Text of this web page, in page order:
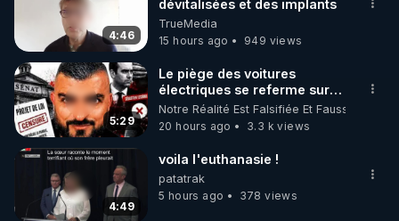
🌱 INSTAGRAM
https://www.instagram.com/rdlr_thierrycasasnovas/
http://rgnr.li/instagram
🌱 LA NEWSLETTER
Pour ne pas rater l’actualité RGNR (stages,
http://rgnr.li/news
4:46
dévitalisées et des implants
TrueMedia
15 hours ago
949 views
5:29
Le piège des voitures
électriques se referme sur
les usagers !
Notre Réalité Est Falsifiée Et Fausse
20 hours ago
3.3 k views
4:49
voila l'euthanasie !
patatrak
5 hours ago
378 views